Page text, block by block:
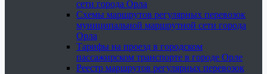
сети города Орла
Схемы маршрутов регулярных перевозок
муниципальной маршрутной сети города
Орла
Тарифы на проезд в городском
пассажирском транспорте в городе Орле
Реестр маршрутов регулярных перевозок